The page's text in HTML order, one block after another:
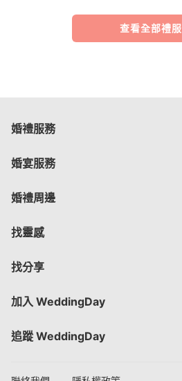
查看全部禮服
婚禮服務
婚宴服務
婚禮周邊
找靈感
找分享
加入 WeddingDay
追蹤 WeddingDay